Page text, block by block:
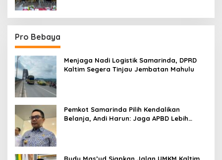
Pro Bebaya
Menjaga Nadi Logistik Samarinda, DPRD
Kaltim Segera Tinjau Jembatan Mahulu
Pemkot Samarinda Pilih Kendalikan
Belanja, Andi Harun: Jaga APBD Lebih